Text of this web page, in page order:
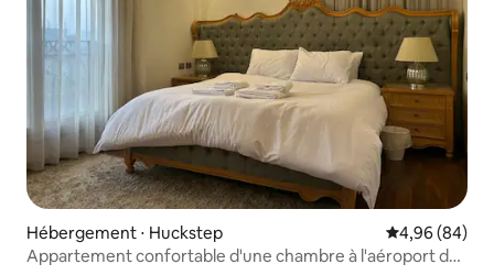
Hébergement ⋅ Huckstep Évaluation
4,96 (84)
Appartement confortable d'une chambre à l'aéroport du